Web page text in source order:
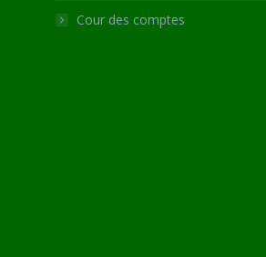
Cour des comptes